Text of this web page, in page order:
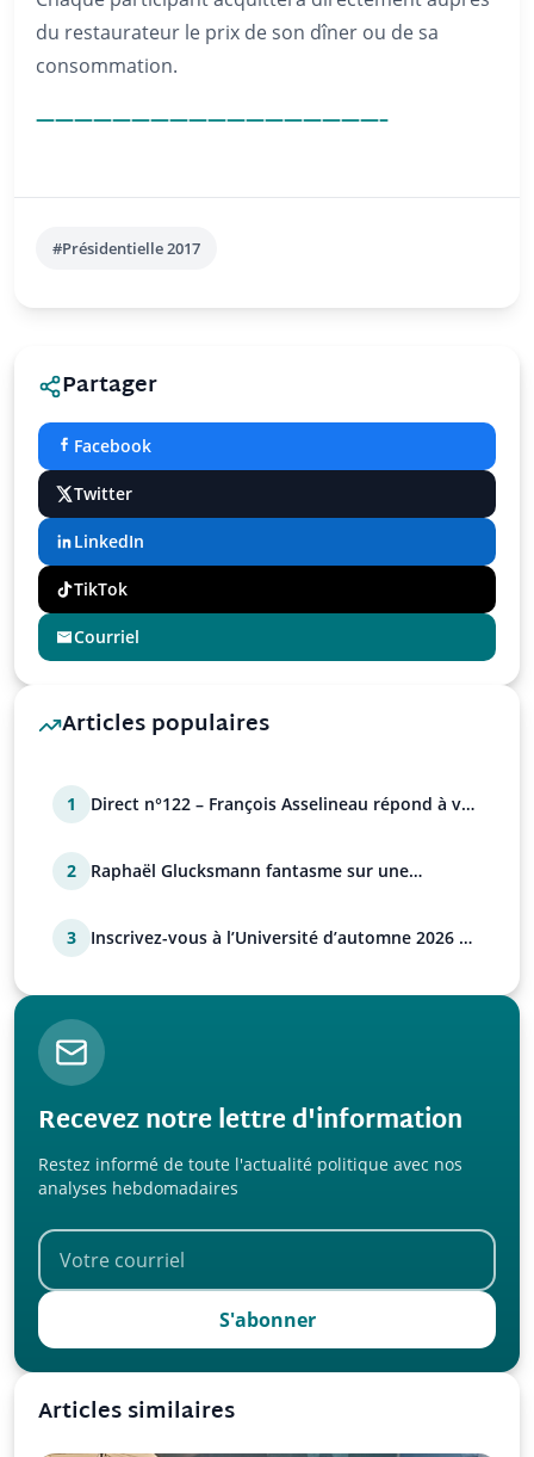
du restaurateur le prix de son dîner ou de sa
consommation.
——————————————————–
#Présidentielle 2017
Partager
Facebook
Twitter
LinkedIn
TikTok
Courriel
Articles populaires
1
Direct n°122 – François Asselineau répond à vos
2
Raphaël Glucksmann fantasme sur une
3
Inscrivez-vous à l’Université d’automne 2026 de
Recevez notre lettre d'information
Restez informé de toute l'actualité politique avec nos
analyses hebdomadaires
S'abonner
Articles similaires